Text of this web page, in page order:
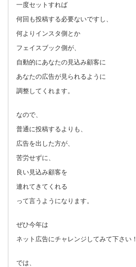
一度セットすれば
何回も投稿する必要ないですし、
何よりインスタ側とか
フェイスブック側が、
自動的にあなたの見込み顧客に
あなたの広告が見られるように
調整してくれます。
なので、
普通に投稿するよりも、
広告を出した方が、
苦労せずに、
良い見込み顧客を
連れてきてくれる
って言うようになります。
ぜひ今年は
ネット広告にチャレンジしてみて下さい！
では、